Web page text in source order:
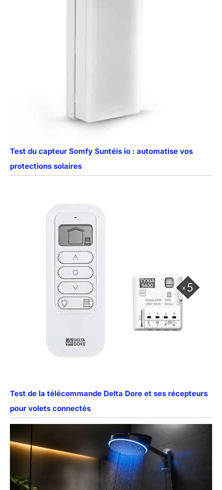
Test du capteur Somfy Suntéis io : automatise vos
protections solaires
Test de la télécommande Delta Dore et ses récepteurs
pour volets connectés